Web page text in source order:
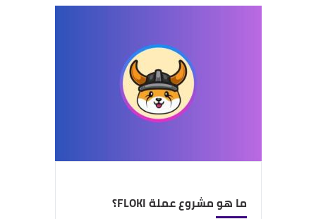
ما هو مشروع عملة FLOKI؟